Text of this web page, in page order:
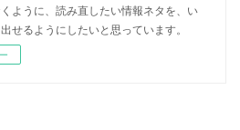
ように、読み直したい情報ネタを、い
せるようにしたいと思っています。